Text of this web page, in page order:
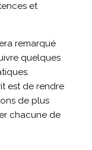
et
remarqué
quelques
est de rendre
de plus
chacune de